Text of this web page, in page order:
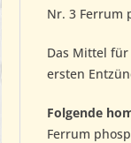
Nr. 3 Ferrum
Das Mittel
ersten
Folgende
Ferrum